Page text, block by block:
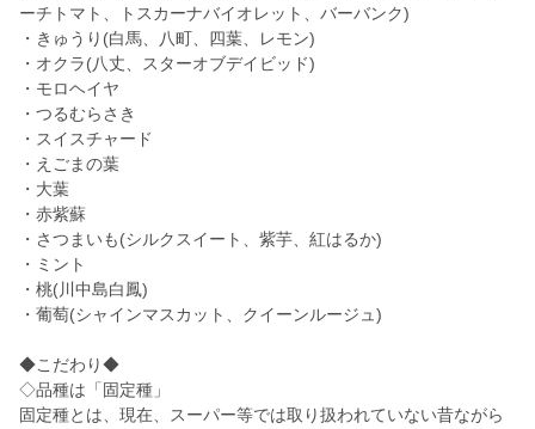
ーチトマト、トスカーナバイオレット、バーバンク)
・きゅうり(白馬、八町、四葉、レモン)
・オクラ(八丈、スターオブデイビッド)
・モロヘイヤ
・つるむらさき
・スイスチャード
・えごまの葉
・大葉
・赤紫蘇
・さつまいも(シルクスイート、紫芋、紅はるか)
・ミント
・桃(川中島白鳳)
・葡萄(シャインマスカット、クイーンルージュ)
◆こだわり◆
◇品種は「固定種」
固定種とは、現在、スーパー等では取り扱われていない昔ながら